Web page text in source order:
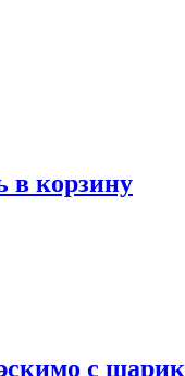
в корзину
с